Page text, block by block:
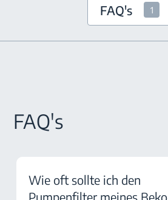
FAQ's 1
FAQ's
Wie oft sollte ich den
Pumpenfilter meines Beko